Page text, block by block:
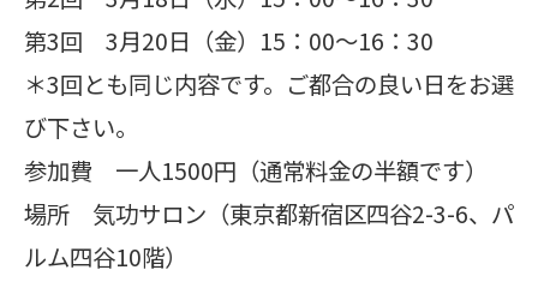
第3回 3月20日（金）15：00～16：30
＊3回とも同じ内容です。ご都合の良い日をお選
び下さい。
参加費 一人1500円（通常料金の半額です）
場所 気功サロン（東京都新宿区四谷2-3-6、パ
ルム四谷10階）